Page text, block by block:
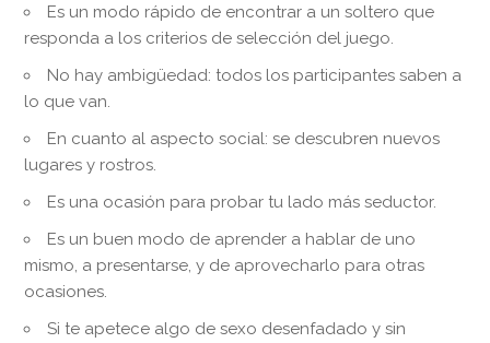
Es un modo rápido de encontrar a un soltero que
responda a los criterios de selección del juego.
No hay ambigüedad: todos los participantes saben a
lo que van.
En cuanto al aspecto social: se descubren nuevos
lugares y rostros.
Es una ocasión para probar tu lado más seductor.
Es un buen modo de aprender a hablar de uno
mismo, a presentarse, y de aprovecharlo para otras
ocasiones.
Si te apetece algo de sexo desenfadado y sin